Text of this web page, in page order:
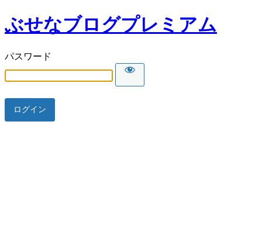
ぶせなブログプレミアム
パスワード